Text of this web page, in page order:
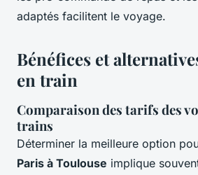
adaptés facilitent le voyage.
Bénéfices et
en train
Comparaison des tarifs des
trains
Déterminer la meilleure option
Paris à Toulouse implique